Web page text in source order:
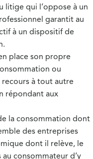
litige qui l’oppose à un
garantit au
à un dispositif de
place son propre
ou
à tout autre
répondant aux
la consommation dont
des entreprises
dont il relève, le
consommateur d’y